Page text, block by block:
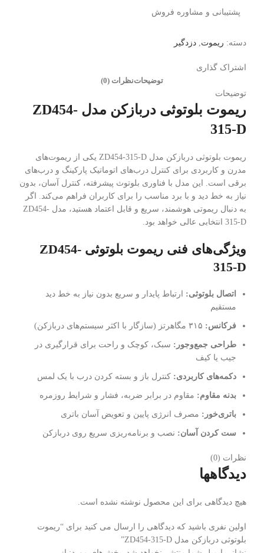
پشتیبانی و مشاوره فروش
دسته: ریموت دزدگیر
اشتراک گذاری
توضیحاتنظرات (0)
توضیحات
ریموت بلوتوثی دربازکن مدل ZD454-
315-D
ریموت بلوتوثی دربازکن مدل ZD454-315-D یکی از ریموت‌های
مدرن و کاربردی برای کنترل درب‌های اتوماتیک پارکینگ و درب‌های
برقی است. این مدل با فناوری بلوتوث پیشرفته، کنترل آسان، بدون
نیاز به خط دید و با برد مناسب را برای کاربران فراهم می‌کند. اگر
به دنبال ریموتی هوشمند، سریع و قابل اعتماد هستید، مدل ZD454-
315-D انتخابی عالی خواهد بود.
ویژگی‌های فنی ریموت بلوتوثی ZD454-
315-D
اتصال بلوتوثی: ارتباط پایدار و سریع بدون نیاز به خط دید
مستقیم
فرکانس:
طراحی جمع‌وجور: سبک، کوچک و راحت برای قرارگیری در
جیب یا کیف
دکمه‌های کاربردی: کنترل باز و بسته کردن درب با یک لمس
بدنه مقاوم: مقاوم در برابر ضربه، فشار و شرایط روزمره
باتری‌خور: مصرف انرژی پایین و تعویض آسان باتری
ست کردن آسان: نصب و برنامه‌ریزی سریع روی دربازکن
نظرات (0)
دیدگاهها
هیچ دیدگاهی برای این محصول نوشته نشده است.
اولین نفری باشید که دیدگاهی را ارسال می کنید برای “ریموت
بلوتوثی دربازکن مدل ZD454-315-D”